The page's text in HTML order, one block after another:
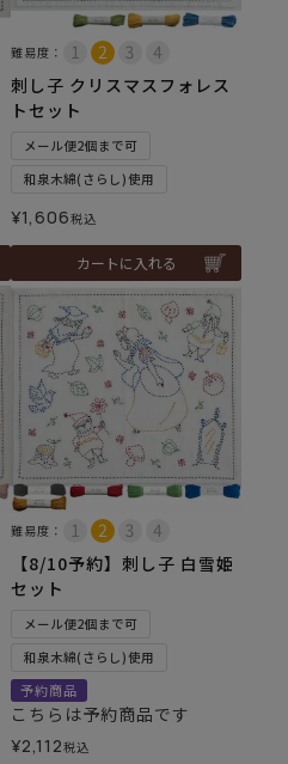
難易度：
刺し子 クリスマスフォレス
トセット
メール便2個まで可
和泉木綿(さらし)使用
¥1,606税込
カートに入れる
難易度：
【8/10予約】刺し子 白雪姫
セット
メール便2個まで可
和泉木綿(さらし)使用
予約商品
こちらは予約商品です
¥2,112税込